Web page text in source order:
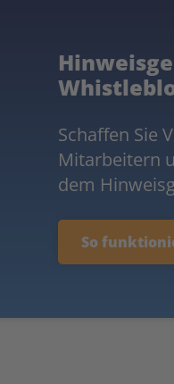
Schaffen Sie
Mitarbeitern
dem
So